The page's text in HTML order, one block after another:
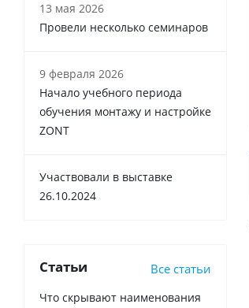
13 мая 2026
Провели несколько семинаров
9 февраля 2026
Начало учебного периода
обучения монтажу и настройке
ZONT
Участвовали в выставке
26.10.2024
Статьи Все статьи
Что скрывают наименования